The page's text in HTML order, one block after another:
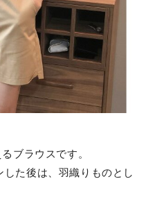
ブラウスです。
た後は、羽織りものとし